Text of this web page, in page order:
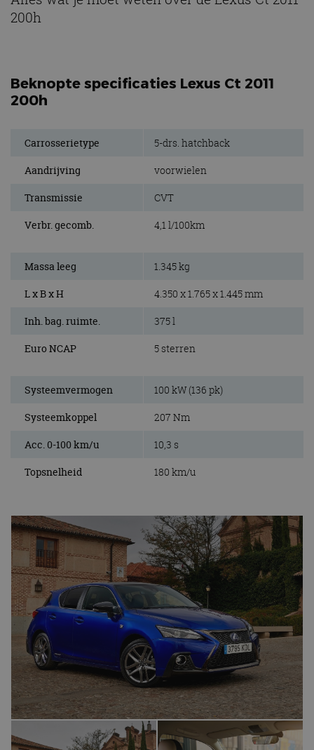
200h
Beknopte specificaties Lexus Ct 2011
200h
Carrosserietype 5-drs. hatchback
Aandrijving voorwielen
Transmissie CVT
Verbr. gecomb. 4,1 l/100km
Massa leeg 1.345 kg
L x B x H 4.350 x 1.765 x 1.445 mm
Inh. bag. ruimte. 375 l
Euro NCAP 5 sterren
Systeemvermogen 100 kW (136 pk)
Systeemkoppel 207 Nm
Acc. 0-100 km/u 10,3 s
Topsnelheid 180 km/u